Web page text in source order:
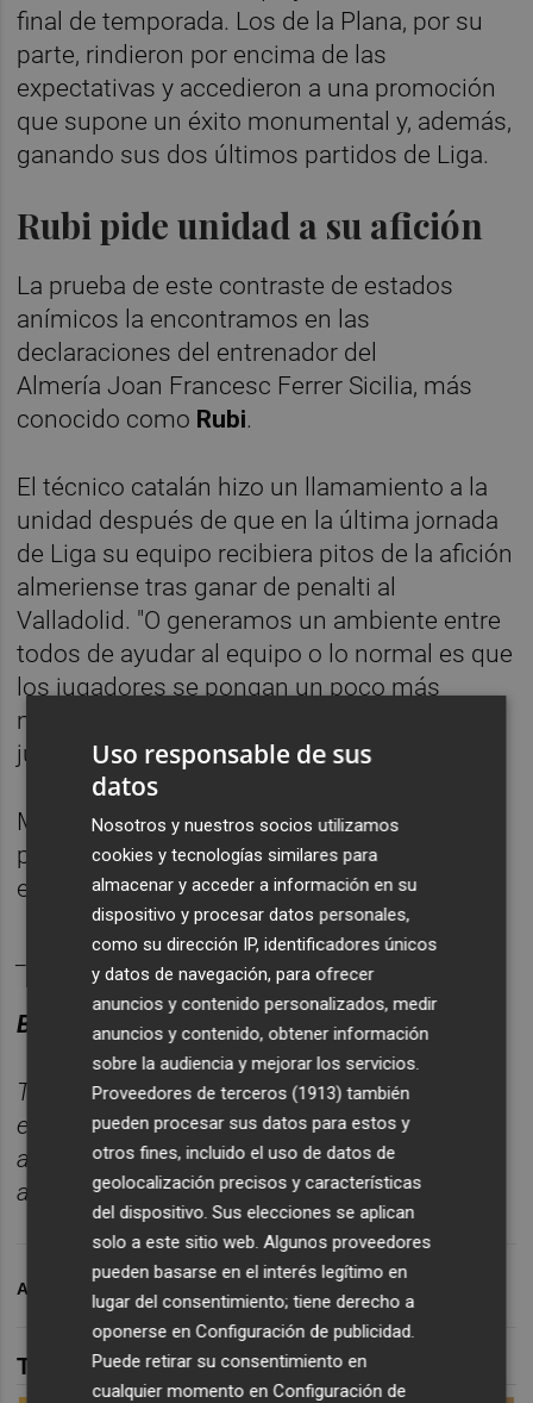
final de temporada. Los de la Plana, por su
parte, rindieron por encima de las
expectativas y accedieron a una promoción
que supone un éxito monumental y, además,
ganando sus dos últimos partidos de Liga.
Rubi pide unidad a su afición
La prueba de este contraste de estados
anímicos la encontramos en las
declaraciones del entrenador del
Almería Joan Francesc Ferrer Sicilia, más
conocido como Rubi.
El técnico catalán hizo un llamamiento a la
unidad después de que en la última jornada
de Liga su equipo recibiera pitos de la afición
almeriense tras ganar de penalti al
Valladolid. "O generamos un ambiente entre
todos de ayudar al equipo o lo normal es que
los jugadores se pongan un poco más
nerviosos. Parece que no nos haga ilusión
jugar unplay offy me parece sorprendente".
Mientras tanto, la afición del Castellón ya
prepara otro recibimiento al autobús del
equipo este sábado, en el SkyFi Castalia.
________
BOLET ÍN DEPORTES CASTELLÓN PLAZA.
Toda la información deportiva de la provincia,
enviada cada día a tu correo para seguir la
actualidad sin depender de
algoritmos.Suscríbetegratis al boletín aqu
ARCHIVADO EN
TAMBIÉN TE PUEDE INTERESAR
Uso responsable de sus
datos
Nosotros y nuestros socios utilizamos
cookies y tecnologías similares para
almacenar y acceder a información en su
dispositivo y procesar datos personales,
como su dirección IP, identificadores únicos
y datos de navegación, para ofrecer
anuncios y contenido personalizados, medir
anuncios y contenido, obtener información
sobre la audiencia y mejorar los servicios.
Proveedores de terceros (1913) también
pueden procesar sus datos para estos y
otros fines, incluido el uso de datos de
geolocalización precisos y características
del dispositivo. Sus elecciones se aplican
solo a este sitio web. Algunos proveedores
pueden basarse en el interés legítimo en
lugar del consentimiento; tiene derecho a
oponerse enConfiguración de publicidad.
Puede retirar su consentimiento en
cualquier momento enConfiguración de